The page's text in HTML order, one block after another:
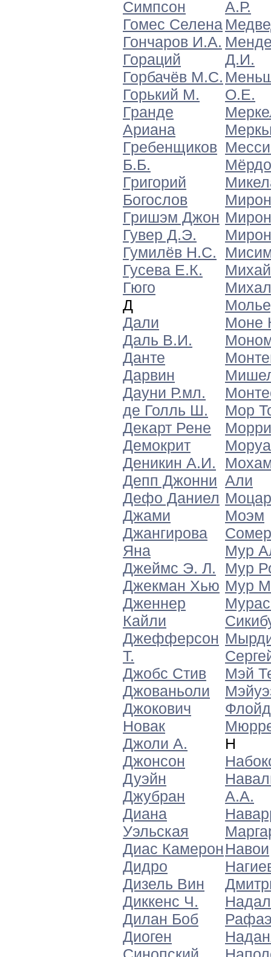
Симпсон
Гомес Селена
Гончаров И.А.
Гораций
Горбачёв М.С.
Горький М.
Гранде
Ариана
Гребенщиков
Б.Б.
Григорий
Богослов
Гришэм Джон
Гувер Д.Э.
Гумилёв Н.С.
Гусева Е.К.
Гюго
Д
Дали
Даль В.И.
Данте
Дарвин
Дауни Р.мл.
де Голль Ш.
Декарт Рене
Демокрит
Деникин А.И.
Депп Джонни
Дефо Даниел
Джами
Джангирова
Яна
Джеймс Э. Л.
Джекман Хью
Дженнер
Кайли
Джефферсон
Т.
Джобс Стив
Джованьоли
Джокович
Новак
Джоли А.
Джонсон
Дуэйн
Джубран
Диана
Уэльская
Диас Камерон
Дидро
Дизель Вин
Диккенс Ч.
Дилан Боб
Диоген
А.Р.
Д.И.
О.Е.
Моне
Мор
Али
Моэм
Мур
Мур
Мур
Мэй
Флойд
Н
А.А.
Навои